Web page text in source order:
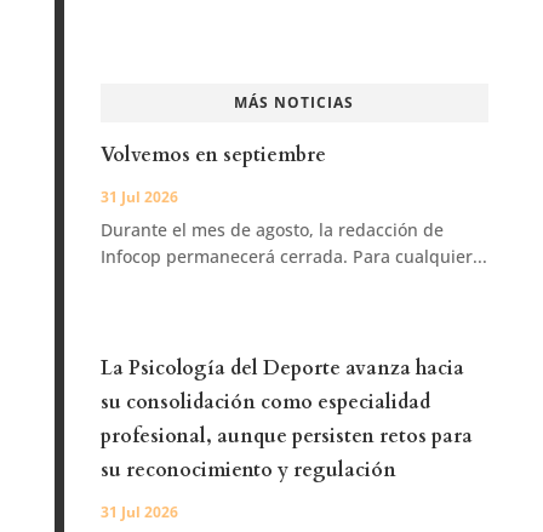
MÁS NOTICIAS
Volvemos en septiembre
31 Jul 2026
Durante el mes de agosto, la redacción de
Infocop permanecerá cerrada. Para cualquier...
La Psicología del Deporte avanza hacia
su consolidación como especialidad
profesional, aunque persisten retos para
su reconocimiento y regulación
31 Jul 2026